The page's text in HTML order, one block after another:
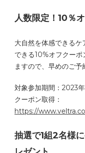
人数限定！10％
大自然を体感できる
できる10%オフクーポ
ますので、早めのご予
対象参加期間：2023
クーポン取得：
https://
抽選で1組2名様